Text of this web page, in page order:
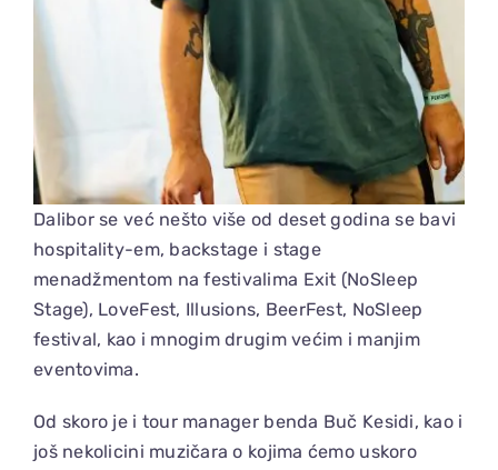
Dalibor se već nešto više od deset godina se bavi
hospitality-em, backstage i stage
menadžmentom na festivalima Exit (NoSleep
Stage), LoveFest, Illusions, BeerFest, NoSleep
festival, kao i mnogim drugim većim i manjim
eventovima.
Od skoro je i tour manager benda Buč Kesidi, kao i
još nekolicini muzičara o kojima ćemo uskoro